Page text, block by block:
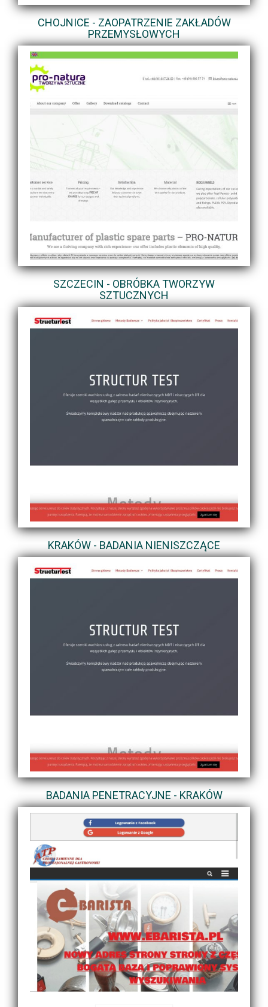
CHOJNICE - ZAOPATRZENIE ZAKŁADÓW
PRZEMYSŁOWYCH
SZCZECIN - OBRÓBKA TWORZYW
SZTUCZNYCH
KRAKÓW - BADANIA NIENISZCZĄCE
BADANIA PENETRACYJNE - KRAKÓW